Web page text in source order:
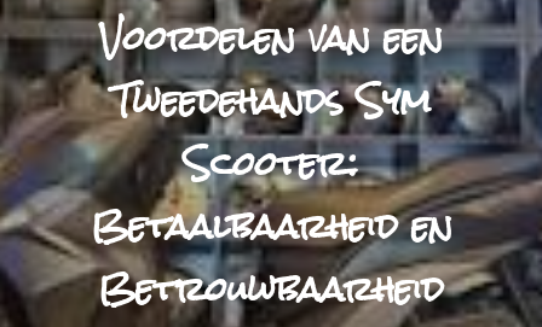
Voordelen van een
Tweedehands Sym
Scooter:
Betaalbaarheid en
Betrouwbaarheid